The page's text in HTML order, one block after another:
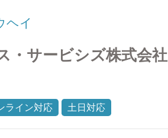
ヘイ
・サービシズ株式会社
ライン対応 土日対応